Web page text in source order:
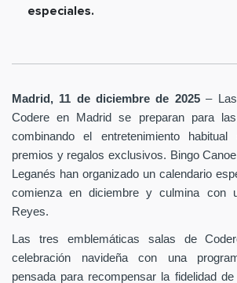
especiales.
Madrid, 11 de diciembre de 2025– Las
Codere en Madrid se preparan para
combinando el entretenimiento
premios y regalos exclusivos. Bingo
Leganés han organizado un calendario
comienza en diciembre y culmina con
Reyes.
Las tres emblemáticas salas de
celebración navideña con una
pensada para recompensar la fidelidad